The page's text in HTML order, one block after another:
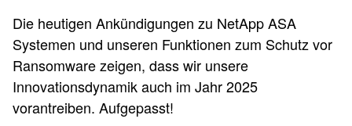
Die heutigen Ankündigungen zu NetApp ASA
Systemen und unseren Funktionen zum Schutz vor
Ransomware zeigen, dass wir unsere
Innovationsdynamik auch im Jahr 2025
vorantreiben. Aufgepasst!